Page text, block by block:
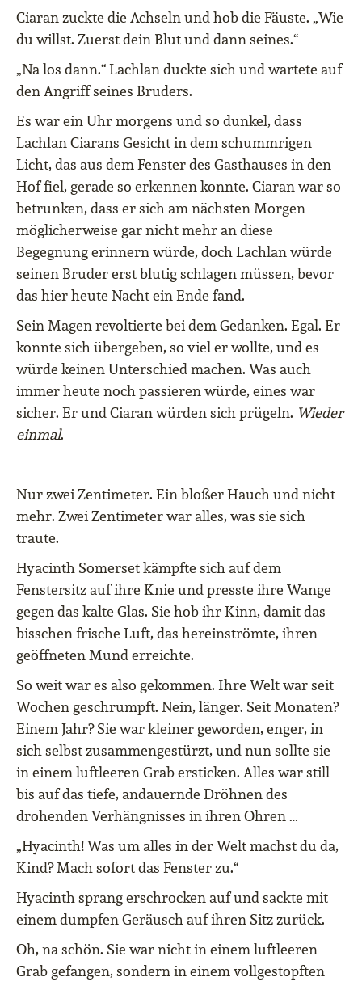
Ciaran zuckte die Achseln und hob die Fäuste. „Wie
du willst. Zuerst dein Blut und dann seines.“
„Na los dann.“ Lachlan duckte sich und wartete auf
den Angriff seines Bruders.
Es war ein Uhr morgens und so dunkel, dass
Lachlan Ciarans Gesicht in dem schummrigen
Licht, das aus dem Fenster des Gasthauses in den
Hof fiel, gerade so erkennen konnte. Ciaran war so
betrunken, dass er sich am nächsten Morgen
möglicherweise gar nicht mehr an diese
Begegnung erinnern würde, doch Lachlan würde
seinen Bruder erst blutig schlagen müssen, bevor
das hier heute Nacht ein Ende fand.
Sein Magen revoltierte bei dem Gedanken. Egal. Er
konnte sich übergeben, so viel er wollte, und es
würde keinen Unterschied machen. Was auch
immer heute noch passieren würde, eines war
sicher. Er und Ciaran würden sich prügeln. Wieder
einmal.
Nur zwei Zentimeter. Ein bloßer Hauch und nicht
mehr. Zwei Zentimeter war alles, was sie sich
traute.
Hyacinth Somerset kämpfte sich auf dem
Fenstersitz auf ihre Knie und presste ihre Wange
gegen das kalte Glas. Sie hob ihr Kinn, damit das
bisschen frische Luft, das hereinströmte, ihren
geöffneten Mund erreichte.
So weit war es also gekommen. Ihre Welt war seit
Wochen geschrumpft. Nein, länger. Seit Monaten?
Einem Jahr? Sie war kleiner geworden, enger, in
sich selbst zusammengestürzt, und nun sollte sie
in einem luftleeren Grab ersticken. Alles war still
bis auf das tiefe, andauernde Dröhnen des
drohenden Verhängnisses in ihren Ohren …
„Hyacinth! Was um alles in der Welt machst du da,
Kind? Mach sofort das Fenster zu.“
Hyacinth sprang erschrocken auf und sackte mit
einem dumpfen Geräusch auf ihren Sitz zurück.
Oh, na schön. Sie war nicht in einem luftleeren
Grab gefangen, sondern in einem vollgestopften